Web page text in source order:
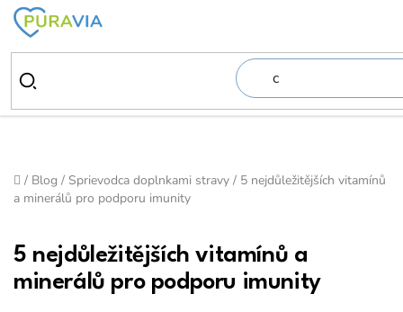
Prejsť
obsah
Domov
/ Blog / Sprievodca doplnkami stravy / 5 nejdůležitějších vitamínů
a minerálů pro podporu imunity
5 nejdůležitějších vitamínů a
minerálů pro podporu imunity